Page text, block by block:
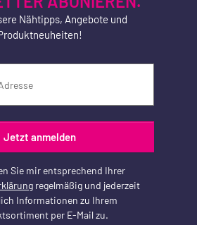
Nähtipps, Angebote und
Jetzt anmelden
Sie mir entsprechend Ihrer
regelmäßig und jederzeit
Informationen zu Ihrem
per E-Mail zu.